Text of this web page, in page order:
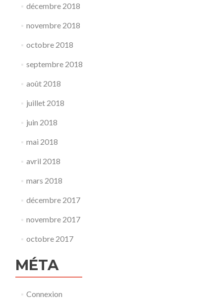
décembre 2018
novembre 2018
octobre 2018
septembre 2018
août 2018
juillet 2018
juin 2018
mai 2018
avril 2018
mars 2018
décembre 2017
novembre 2017
octobre 2017
MÉTA
Connexion